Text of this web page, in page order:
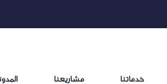
خدماتنا مشاريعنا